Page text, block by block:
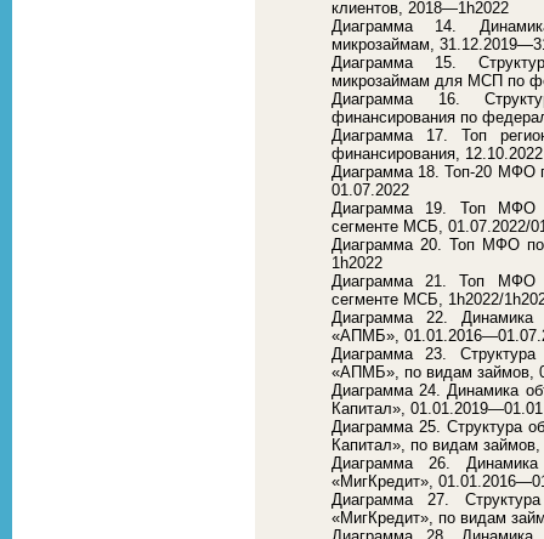
клиентов, 2018—1h2022
Диаграмма 14.
микрозаймам,
Диаграмма 15.
микрозаймам для МСП по
Диаграмма 16.
финансирования по
Диаграмма 17. Топ
финансирования, 12.10.2022
Диаграмма 18. Топ-20 МФО
01.07.2022
Диаграмма 19. Топ МФО
сегменте МСБ, 01.07.2022/
Диаграмма 20. Топ МФО
1h2022
Диаграмма 21. Топ МФО
сегменте МСБ, 1h2022/
Диаграмма 22.
«АПМБ»,
Диаграмма 23.
«АПМБ», по видам займов,
Диаграмма 24. Динамика
Капитал»,
Диаграмма 25. Структура
Капитал», по видам
Диаграмма 26.
«МигКредит»,
Диаграмма 27.
«МигКредит», по видам